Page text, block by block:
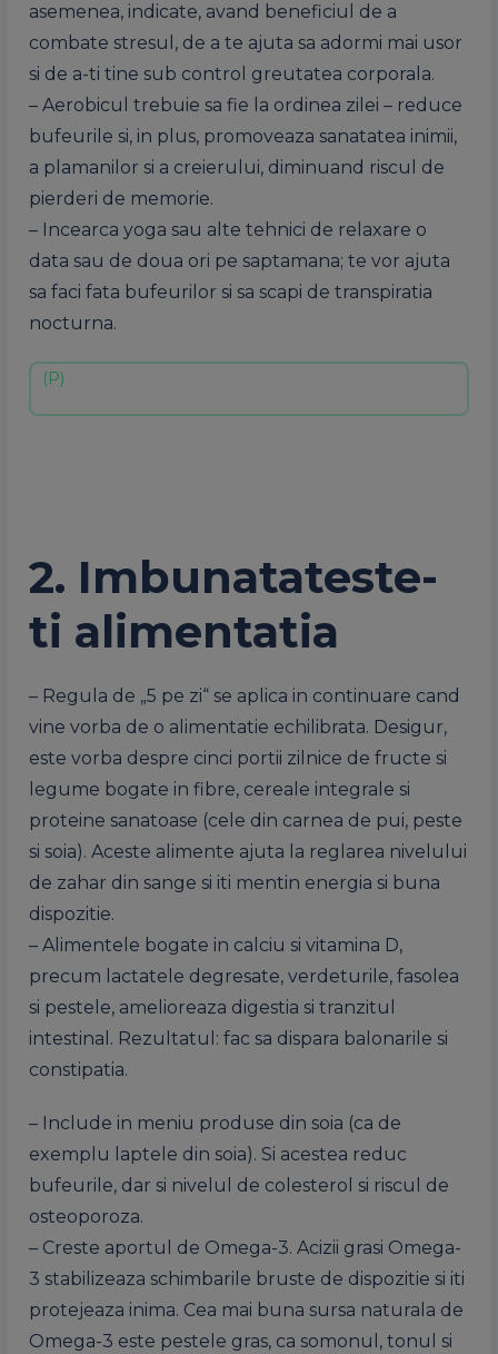
asemenea, indicate, avand beneficiul de a
combate stresul, de a te ajuta sa adormi mai usor
si de a-ti tine sub control greutatea corporala.
– Aerobicul trebuie sa fie la ordinea zilei – reduce
bufeurile si, in plus, promoveaza sanatatea inimii,
a plamanilor si a creierului, diminuand riscul de
pierderi de memorie.
– Incearca yoga sau alte tehnici de relaxare o
data sau de doua ori pe saptamana; te vor ajuta
sa faci fata bufeurilor si sa scapi de transpiratia
nocturna.
2. Imbunatateste-
ti alimentatia
– Regula de „5 pe zi“ se aplica in continuare cand
vine vorba de o alimentatie echilibrata. Desigur,
este vorba despre cinci portii zilnice de fructe si
legume bogate in fibre, cereale integrale si
proteine sanatoase (cele din carnea de pui, peste
si soia). Aceste alimente ajuta la reglarea nivelului
de zahar din sange si iti mentin energia si buna
dispozitie.
– Alimentele bogate in calciu si vitamina D,
precum lactatele degresate, verdeturile, fasolea
si pestele, amelioreaza digestia si tranzitul
intestinal. Rezultatul: fac sa dispara balonarile si
constipatia.
– Include in meniu produse din soia (ca de
exemplu laptele din soia). Si acestea reduc
bufeurile, dar si nivelul de colesterol si riscul de
osteoporoza.
– Creste aportul de Omega-3. Acizii grasi Omega-
3 stabilizeaza schimbarile bruste de dispozitie si iti
protejeaza inima. Cea mai buna sursa naturala de
Omega-3 este pestele gras, ca somonul, tonul si